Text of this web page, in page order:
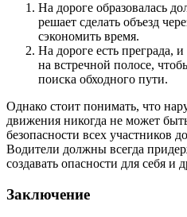
На дороге образовалась
решает сделать объезд
сэкономить время.
На дороге есть преграда,
на встречной полосе,
поиска обходного пути.
Однако стоит понимать, что
движения никогда не может
безопасности всех участников
Водители должны всегда
создавать опасности для себя и
Заключение